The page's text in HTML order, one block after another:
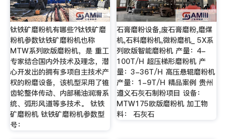
钛铁矿磨粉机有哪些?钛铁矿磨
粉机参数钛铁矿磨粉机也称
MTW系列欧版磨粉机，是 重工
专家结合国内外技术及理念，潜
心开发出的拥有多项自主技术产
权的粉磨设备，该机型采用了锥
齿轮整体传动、内部稀油润滑系
统、弧形风道等多技术。 钛铁
矿磨粉机 钛铁矿磨粉机参数型
号：
石膏磨粉设备,废石膏磨粉,磨煤
机,石料磨粉机,微粉磨机_ 5X系
列欧版智能磨粉机 产量：4-
100T/H 超压梯形磨粉机 产
量：3-36T/H 高压悬辊磨粉机
产量：1-9T/H 精品案例 贵州
遵义石灰石制粉项目 设备：
MTW175欧版磨粉机 加工物
料： 石灰石